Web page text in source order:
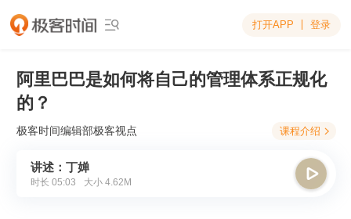
 打开APP 登录
阿里巴巴是如何将自己的管理体系正规化
的？
极客时间编辑部极客视点 课程介绍 
讲述：丁婵
时长 05:03 大小 4.62M
